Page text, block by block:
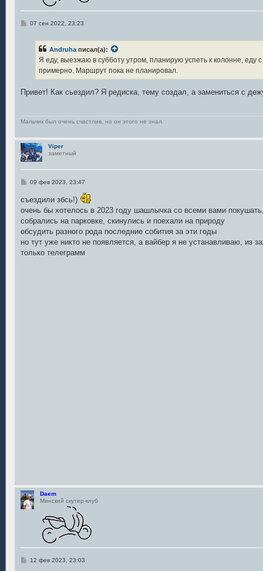
С07 сен 2022, 23:23
Andruhaписал(а):
Я еду, выезжаю в субботу утром, планирую успеть к колонне, еду
примерно. Маршрут пока не планировал.
Привет! Как сьездил? Я редиска, тему создал, а замениться с
Мальчик был очень счастлив, но он этого не знал.
Viper
заметный
С
б
щ
н
и
09 фев 2023, 23:47
съездили збсь!)
очень бы хотелось в 2023 году шашлычка со всеми вами
собрались на парковке, скинулись и поехали на природу
обсудить разного рода последние собития за эти годы
но тут уже никто не появляется, а вайбер я не устанавливаю, из
только телеграмм
Daem
Минский скутер-клуб
С12 фев 2023, 23:03